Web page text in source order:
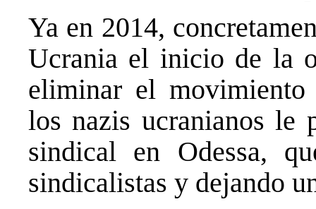
Ya en 2014,
Ucrania el inicio de la
eliminar el movimiento
los nazis ucranianos le
sindical en Odessa,
sindicalistas y dejando